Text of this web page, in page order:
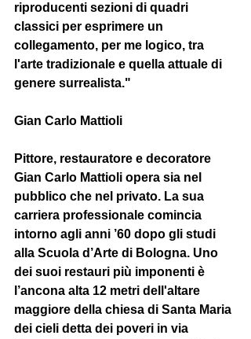
riproducenti sezioni di quadri
classici per esprimere un
collegamento, per me logico, tra
l'arte tradizionale e quella attuale di
genere surrealista."
Gian Carlo Mattioli
Pittore, restauratore e decoratore
Gian Carlo Mattioli opera sia nel
pubblico che nel privato. La sua
carriera professionale comincia
intorno agli anni ’60 dopo gli studi
alla Scuola d’Arte di Bologna. Uno
dei suoi restauri più imponenti è
l’ancona alta 12 metri dell'altare
maggiore della chiesa di Santa Maria
dei cieli detta dei poveri in via